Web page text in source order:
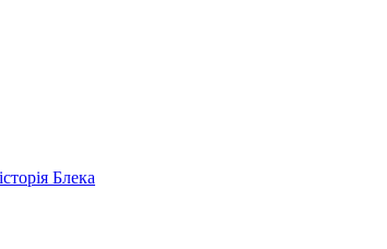
Блека